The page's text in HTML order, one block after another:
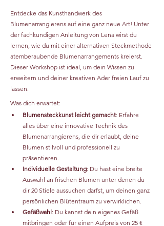
Entdecke das Kunsthandwerk des
Blumenarrangierens auf eine ganz neue Art! Unter
der fachkundigen Anleitung von Lena wirst du
lernen, wie du mit einer alternativen Steckmethode
atemberaubende Blumenarrangements kreierst.
Dieser Workshop ist ideal, um dein Wissen zu
erweitern und deiner kreativen Ader freien Lauf zu
lassen.
Was dich erwartet:
Blumensteckkunst leicht gemacht: Erfahre
alles über eine innovative Technik des
Blumenarrangierens, die dir erlaubt, deine
Blumen stilvoll und professionell zu
präsentieren.
Individuelle Gestaltung: Du hast eine breite
Auswahl an frischen Blumen unter denen du
dir 20 Stiele aussuchen darfst, um deinen ganz
persönlichen Blütentraum zu verwirklichen.
Gefäßwahl: Du kannst dein eigenes Gefäß
mitbringen oder für einen Aufpreis von 25 €